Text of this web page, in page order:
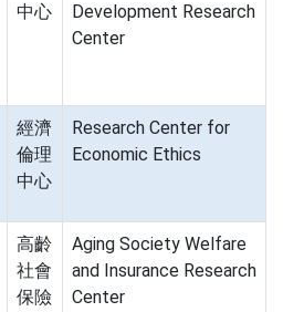
中心
Development Research
Center
經濟
倫理
中心
Research Center for
Economic Ethics
高齡
社會
保險
Aging Society Welfare
and Insurance Research
Center